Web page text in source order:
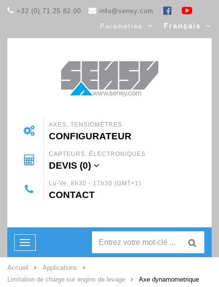
+32 (0) 71 25 82 00 info@sensy.com
Paramètres Français
AXES, TENSIOMÈTRES
CONFIGURATEUR
CAPTEURS, ÉLECTRONIQUES
DEVIS (0)
Lu-Ve, 8h30 - 17h30 (GMT+1)
CONTACT
Toggle
navigation
Accueil
Applications
Limitation de charge sur engins de levage
Axe dynamometrique